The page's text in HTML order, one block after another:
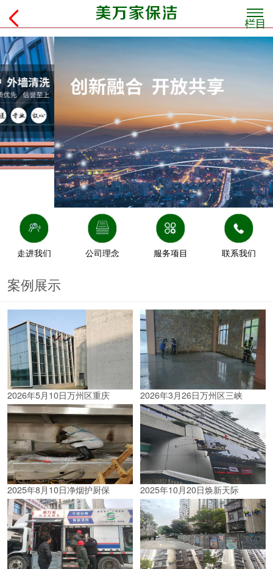
走进我们 公司理念 服务项目 联系我们
案例展示
2026年5月10日万州区重庆 2026年3月26日万州区三峡
2025年8月10日净烟护厨保 2025年10月20日焕新天际